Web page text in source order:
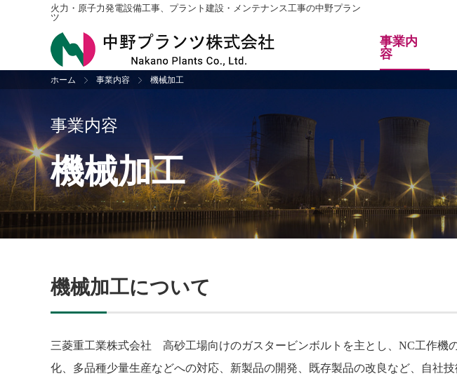
火力・原子力発電設備工事、プラント建設・メンテナンス工事の中野プラン
ツ
事業内
容
振動検査 機械加工
設計 収納式安全アルミタラップ
沿革 アクセス
ホーム 事業内容 機械加工
事業内容
機械加工
機械加工について
三菱重工業株式会社 高砂工場向けのガスタービンボルトを主とし、NC工作機
化、多品種少量生産などへの対応、新製品の開発、既存製品の改良など、自社技